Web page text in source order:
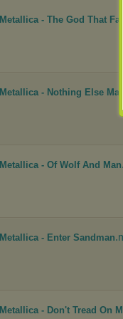
Metallica - The God That
Metallica - Nothing Else
Metallica - Of Wolf And Man
Metallica - Enter Sandman
Metallica - Don't Tread On